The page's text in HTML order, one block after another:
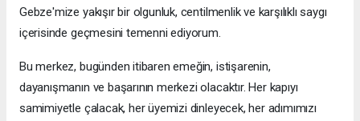
Gebze'mize yakışır bir olgunluk, centilmenlik ve karşılıklı saygı
içerisinde geçmesini temenni ediyorum.
Bu merkez, bugünden itibaren emeğin, istişarenin,
dayanışmanın ve başarının merkezi olacaktır. Her kapıyı
samimiyetle çalacak, her üyemizi dinleyecek, her adımımızı